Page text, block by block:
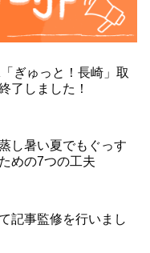
ぎゅっと！長崎」取
了しました！
し暑い夏でもぐっす
めの7つの工夫
記事監修を行いまし